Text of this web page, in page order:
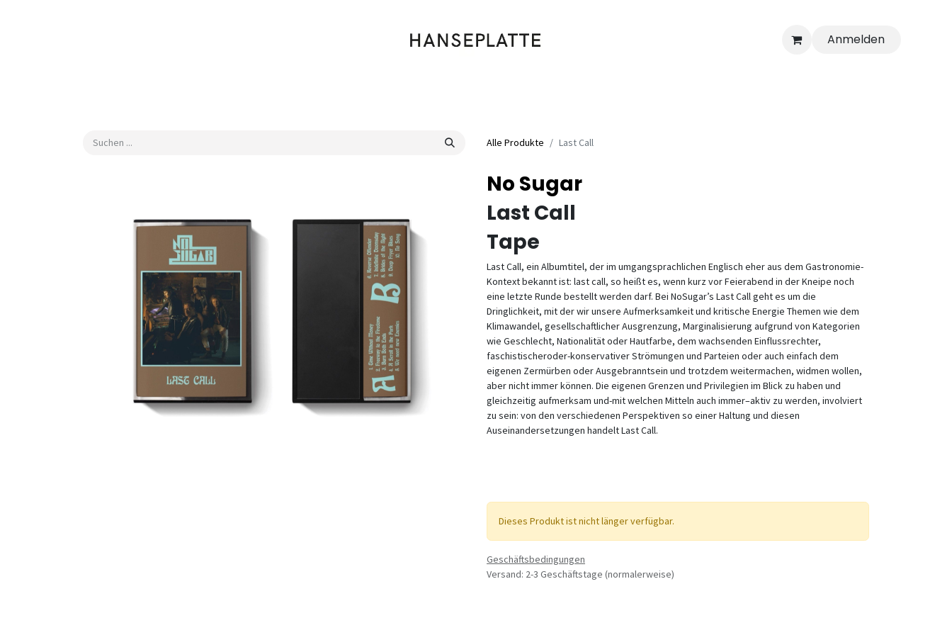
Anmelden
Alle Produkte Last Call
No Sugar
Last Call
Tape
Last Call, ein Albumtitel, der im umgangsprachlichen Englisch eher aus dem Gastronomie-
Kontext bekannt ist: last call, so heißt es, wenn kurz vor Feierabend in der Kneipe noch
eine letzte Runde bestellt werden darf. Bei NoSugar’s Last Call geht es um die
Dringlichkeit, mit der wir unsere Aufmerksamkeit und kritische Energie Themen wie dem
Klimawandel, gesellschaftlicher Ausgrenzung, Marginalisierung aufgrund von Kategorien
wie Geschlecht, Nationalität oder Hautfarbe, dem wachsenden Einflussrechter,
faschistischeroder-konservativer Strömungen und Parteien oder auch einfach dem
eigenen Zermürben oder Ausgebranntsein und trotzdem weitermachen, widmen wollen,
aber nicht immer können. Die eigenen Grenzen und Privilegien im Blick zu haben und
gleichzeitig aufmerksam und-mit welchen Mitteln auch immer–aktiv zu werden, involviert
zu sein: von den verschiedenen Perspektiven so einer Haltung und diesen
Auseinandersetzungen handelt Last Call.
Dieses Produkt ist nicht länger verfügbar.
Geschäftsbedingungen
Versand: 2-3 Geschäftstage (normalerweise)